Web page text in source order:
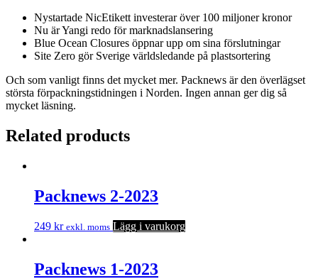
Nystartade NicEtikett investerar över 100 miljoner kronor
Nu är Yangi redo för marknadslansering
Blue Ocean Closures öppnar upp om sina förslutningar
Site Zero gör Sverige världsledande på plastsortering
Och som vanligt finns det mycket mer. Packnews är den överlägset
största förpackningstidningen i Norden. Ingen annan ger dig så
mycket läsning.
Related products
Packnews 2-2023
249 kr exkl. moms Lägg i varukorg
Packnews 1-2023